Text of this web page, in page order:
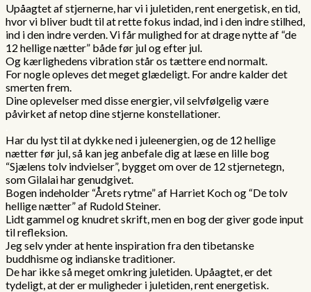
Upåagtet af stjernerne, har vi i juletiden, rent energetisk, en tid,
hvor vi bliver budt til at rette fokus indad, ind i den indre stilhed,
ind i den indre verden. Vi får mulighed for at drage nytte af “de
12 hellige nætter” både før jul og efter jul.
Og kærlighedens vibration står os tættere end normalt.
For nogle opleves det meget glædeligt. For andre kalder det
smerten frem.
Dine oplevelser med disse energier, vil selvfølgelig være
påvirket af netop dine stjerne konstellationer.
Har du lyst til at dykke ned i juleenergien, og de 12 hellige
nætter før jul, så kan jeg anbefale dig at læse en lille bog
“Sjælens tolv indvielser”, bygget om over de 12 stjernetegn,
som Gilalai har genudgivet.
Bogen indeholder “Årets rytme” af Harriet Koch og “De tolv
hellige nætter” af Rudold Steiner.
Lidt gammel og knudret skrift, men en bog der giver gode input
til refleksion.
Jeg selv ynder at hente inspiration fra den tibetanske
buddhisme og indianske traditioner.
De har ikke så meget omkring juletiden. Upåagtet, er det
tydeligt, at der er muligheder i juletiden, rent energetisk.